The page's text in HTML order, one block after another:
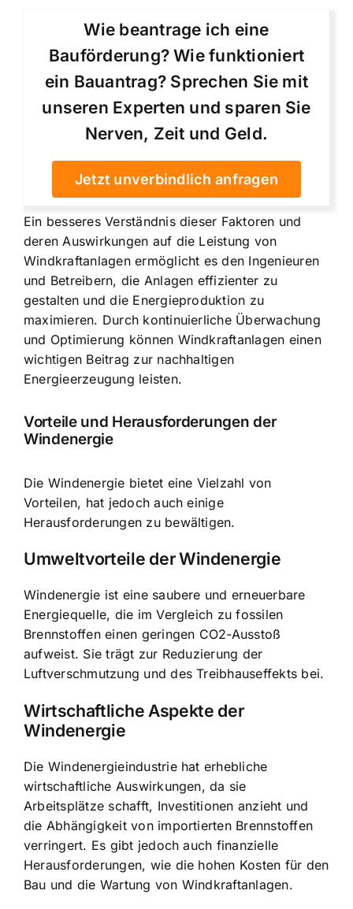
Wie beantrage ich eine
Bauförderung? Wie funktioniert
ein Bauantrag? Sprechen Sie mit
unseren Experten und sparen Sie
Nerven, Zeit und Geld.
Jetzt unverbindlich anfragen
Ein besseres Verständnis dieser Faktoren und
deren Auswirkungen auf die Leistung von
Windkraftanlagen ermöglicht es den Ingenieuren
und Betreibern, die Anlagen effizienter zu
gestalten und die Energieproduktion zu
maximieren. Durch kontinuierliche Überwachung
und Optimierung können Windkraftanlagen einen
wichtigen Beitrag zur nachhaltigen
Energieerzeugung leisten.
Vorteile und Herausforderungen der
Windenergie
Die Windenergie bietet eine Vielzahl von
Vorteilen, hat jedoch auch einige
Herausforderungen zu bewältigen.
Umweltvorteile der Windenergie
Windenergie ist eine saubere und erneuerbare
Energiequelle, die im Vergleich zu fossilen
Brennstoffen einen geringen CO2-Ausstoß
aufweist. Sie trägt zur Reduzierung der
Luftverschmutzung und des Treibhauseffekts bei.
Wirtschaftliche Aspekte der
Windenergie
Die Windenergieindustrie hat erhebliche
wirtschaftliche Auswirkungen, da sie
Arbeitsplätze schafft, Investitionen anzieht und
die Abhängigkeit von importierten Brennstoffen
verringert. Es gibt jedoch auch finanzielle
Herausforderungen, wie die hohen Kosten für den
Bau und die Wartung von Windkraftanlagen.